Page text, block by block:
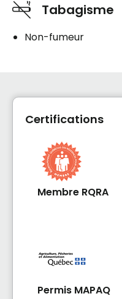
Tabagisme
Non-fumeur
Certifications
Membre RQRA
Permis MAPAQ